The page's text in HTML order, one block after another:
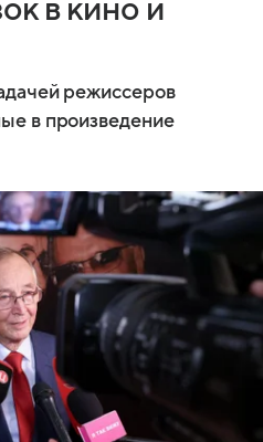
в кино и
режиссеров
в произведение